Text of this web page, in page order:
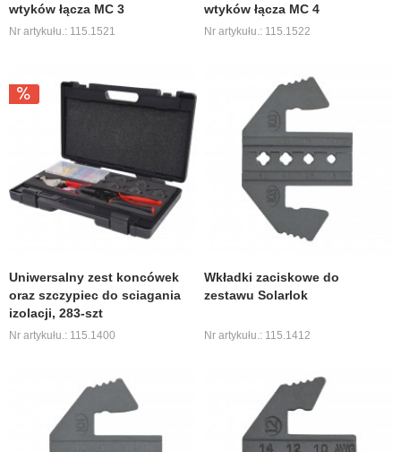
wtyków łącza MC 3
Nr artykułu.: 115.1521
wtyków łącza MC 4
Nr artykułu.: 115.1522
Uniwersalny zest koncówek
oraz szczypiec do sciagania
izolacji, 283-szt
Nr artykułu.: 115.1400
Wkładki zaciskowe do
zestawu Solarlok
Nr artykułu.: 115.1412